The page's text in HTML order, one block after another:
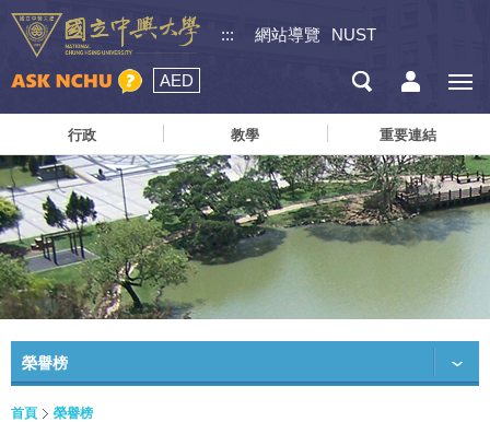
::: 網站導覽 NUST
AED
行政 教學 重要連結
榮譽榜
首頁
榮譽榜